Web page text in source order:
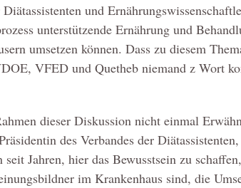
und
unterstützende Ernährung und
umsetzen können. Dass zu diesem
VFED und Quetheb niemand z Wort
dieser Diskussion nicht einmal
des Verbandes der
Jahren, hier das Bewusstsein zu
im Krankenhaus sind, die